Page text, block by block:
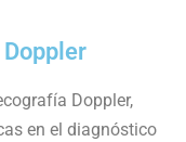
Doppler,
en el diagnóstico